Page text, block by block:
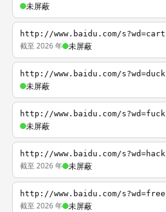
未屏蔽
http://www.baidu.com/s?wd=cart
截至 2026 年 未屏蔽
http://www.baidu.com/s?wd=duck
未屏蔽
http://www.baidu.com/s?wd=fuck
未屏蔽
http://www.baidu.com/s?wd=hack
截至 2026 年 未屏蔽
http://www.baidu.com/s?wd=free
截至 2026 年 未屏蔽